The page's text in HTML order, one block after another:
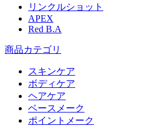
リンクルショット
APEX
Red B.A
商品カテゴリ
スキンケア
ボディケア
ヘアケア
​ベースメーク​
ポイントメーク​